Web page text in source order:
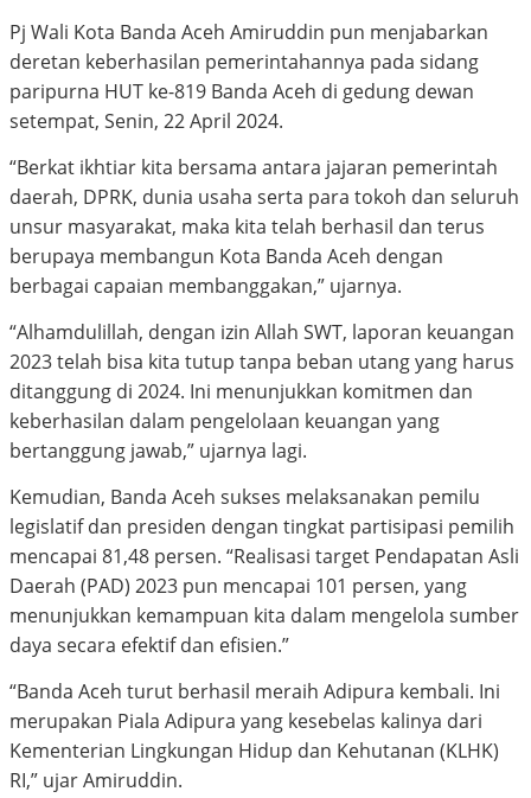
Pj Wali Kota Banda Aceh Amiruddin pun menjabarkan
deretan keberhasilan pemerintahannya pada sidang
paripurna HUT ke-819 Banda Aceh di gedung dewan
setempat, Senin, 22 April 2024.
“Berkat ikhtiar kita bersama antara jajaran pemerintah
daerah, DPRK, dunia usaha serta para tokoh dan seluruh
unsur masyarakat, maka kita telah berhasil dan terus
berupaya membangun Kota Banda Aceh dengan
berbagai capaian membanggakan,” ujarnya.
“Alhamdulillah, dengan izin Allah SWT, laporan keuangan
2023 telah bisa kita tutup tanpa beban utang yang harus
ditanggung di 2024. Ini menunjukkan komitmen dan
keberhasilan dalam pengelolaan keuangan yang
bertanggung jawab,” ujarnya lagi.
Kemudian, Banda Aceh sukses melaksanakan pemilu
legislatif dan presiden dengan tingkat partisipasi pemilih
mencapai 81,48 persen. “Realisasi target Pendapatan Asli
Daerah (PAD) 2023 pun mencapai 101 persen, yang
menunjukkan kemampuan kita dalam mengelola sumber
daya secara efektif dan efisien.”
“Banda Aceh turut berhasil meraih Adipura kembali. Ini
merupakan Piala Adipura yang kesebelas kalinya dari
Kementerian Lingkungan Hidup dan Kehutanan (KLHK)
RI,” ujar Amiruddin.